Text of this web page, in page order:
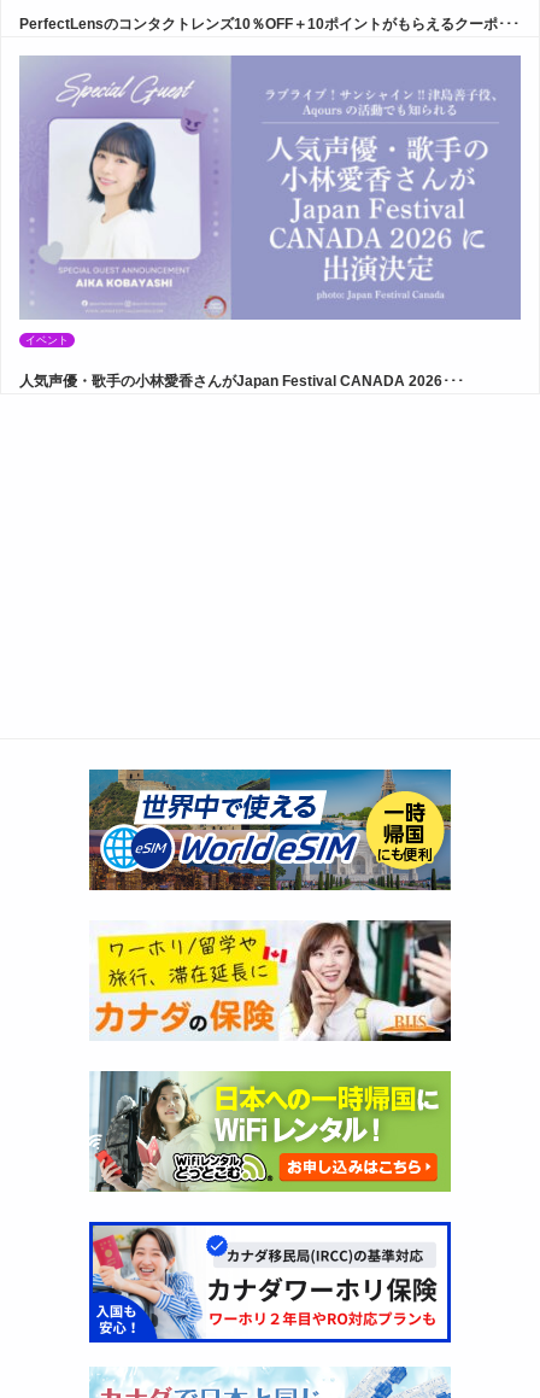
PerfectLensのコンタクトレンズ10％OFF＋10ポイントがもらえるクーポ･･･
イベント
人気声優・歌手の小林愛香さんがJapan Festival CANADA 2026･･･